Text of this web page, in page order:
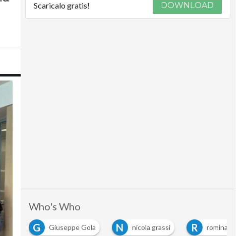
Scaricalo gratis! DOWNLOAD
Who's Who
G Giuseppe Gola N nicola grassi R romina